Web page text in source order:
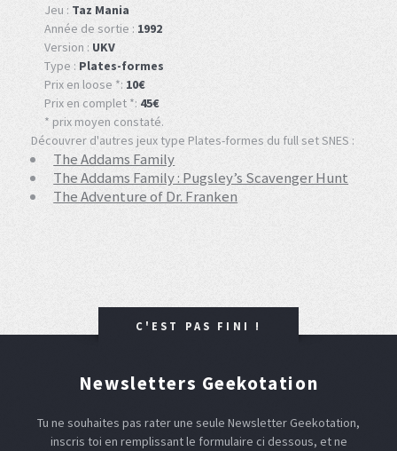
Jeu : Taz Mania
Année de sortie : 1992
Version : UKV
Type : Plates-formes
Prix en loose *: 10€
Prix en complet *: 45€
* prix moyen constaté.
Découvrer d'autres jeux type Plates-formes du full set SNES :
The Addams Family
The Addams Family : Pugsley’s Scavenger Hunt
The Adventure of Dr. Franken
C'EST PAS FINI !
Newsletters Geekotation
Tu ne souhaites pas rater une seule Newsletter Geekotation,
inscris toi en remplissant le formulaire ci dessous, et ne